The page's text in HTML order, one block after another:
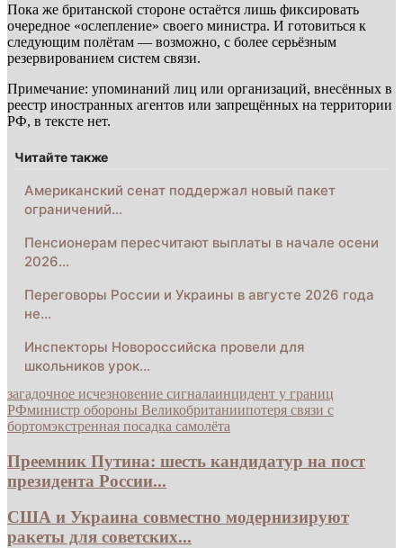
Пока же британской стороне остаётся лишь фиксировать
очередное «ослепление» своего министра. И готовиться к
следующим полётам — возможно, с более серьёзным
резервированием систем связи.
Примечание: упоминаний лиц или организаций, внесённых в
реестр иностранных агентов или запрещённых на территории
РФ, в тексте нет.
Читайте также
Американский сенат поддержал новый пакет
ограничений…
Пенсионерам пересчитают выплаты в начале осени
2026…
Переговоры России и Украины в августе 2026 года
не…
Инспекторы Новороссийска провели для
школьников урок…
загадочное исчезновение сигналаинцидент у границ
РФминистр обороны Великобританиипотеря связи с
бортомэкстренная посадка самолёта
Преемник Путина: шесть кандидатур на пост
президента России...
США и Украина совместно модернизируют
ракеты для советских...